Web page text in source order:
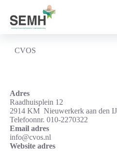
inhoud
CVOS
Adres
Raadhuisplein 12
2914 KM Nieuwerkerk aan den
Telefoonnr. 010-2270322
Email adres
info@cvos.nl
Website adres